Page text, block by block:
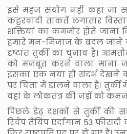
इसे महज संयोग नहीं कहा जा
कट्टरवादी ताकतें लगातार
शक्तियां का कमजोर होते जाना
हमारे मन-मिजाज के बदल जाने
दृष्टांत तुर्की का चुनाव है।
को मजबूत करने वाला माना
इसका एक नया ही संदर्भ देखने
पर चिंता में डालने वाला हैं।
वहां के लोकतंत्र की जड़ों को
पिछले डेढ़ दशकों से तुर्की की
रिचेप तैयिप एर्दागान 53